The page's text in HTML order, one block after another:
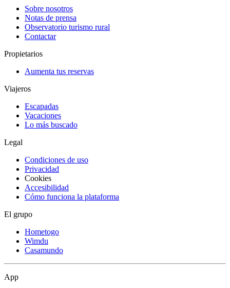
Sobre nosotros
Notas de prensa
Observatorio turismo rural
Contactar
Propietarios
Aumenta tus reservas
Viajeros
Escapadas
Vacaciones
Lo más buscado
Legal
Condiciones de uso
Privacidad
Cookies
Accesibilidad
Cómo funciona la plataforma
El grupo
Hometogo
Wimdu
Casamundo
App